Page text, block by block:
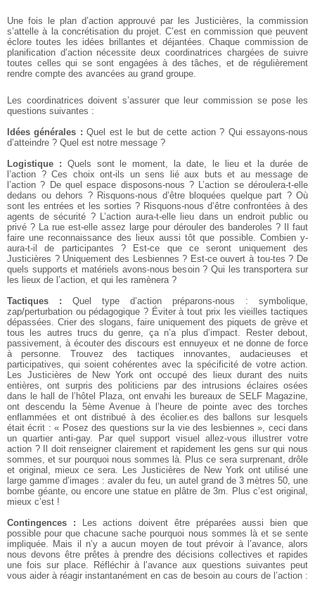
Une fois le plan d’action approuvé par les Justicières, la commission
s’attelle à la concrétisation du projet. C’est en commission que peuvent
éclore toutes les idées brillantes et déjantées. Chaque commission de
planification d’action nécessite deux coordinatrices chargées de suivre
toutes celles qui se sont engagées à des tâches, et de régulièrement
rendre compte des avancées au grand groupe.
Les coordinatrices doivent s’assurer que leur commission se pose les
questions suivantes :
Idées générales : Quel est le but de cette action ? Qui essayons-nous
d’atteindre ? Quel est notre message ?
Logistique : Quels sont le moment, la date, le lieu et la durée de
l’action ? Ces choix ont-ils un sens lié aux buts et au message de
l’action ? De quel espace disposons-nous ? L’action se déroulera-t-elle
dedans ou dehors ? Risquons-nous d’être bloquées quelque part ? Où
sont les entrées et les sorties ? Risquons-nous d’être confrontées à des
agents de sécurité ? L’action aura-t-elle lieu dans un endroit public ou
privé ? La rue est-elle assez large pour dérouler des banderoles ? Il faut
faire une reconnaissance des lieux aussi tôt que possible. Combien y-
aura-t-il de participantes ? Est-ce que ce seront uniquement des
Justicières ? Uniquement des Lesbiennes ? Est-ce ouvert à tou-tes ? De
quels supports et matériels avons-nous besoin ? Qui les transportera sur
les lieux de l’action, et qui les ramènera ?
Tactiques : Quel type d’action préparons-nous : symbolique,
zap/perturbation ou pédagogique ? Éviter à tout prix les vieilles tactiques
dépassées. Crier des slogans, faire uniquement des piquets de grève et
tous les autres trucs du genre, ça n’a plus d’impact. Rester debout,
passivement, à écouter des discours est ennuyeux et ne donne de force
à personne. Trouvez des tactiques innovantes, audacieuses et
participatives, qui soient cohérentes avec la spécificité de votre action.
Les Justicières de New York ont occupé des lieux durant des nuits
entières, ont surpris des politiciens par des intrusions éclaires osées
dans le hall de l’hôtel Plaza, ont envahi les bureaux de SELF Magazine,
ont descendu la 5ème Avenue à l’heure de pointe avec des torches
enflammées et ont distribué à des écolier.es des ballons sur lesquels
était écrit : « Posez des questions sur la vie des lesbiennes », ceci dans
un quartier anti-gay. Par quel support visuel allez-vous illustrer votre
action ? Il doit renseigner clairement et rapidement les gens sur qui nous
sommes, et sur pourquoi nous sommes là. Plus ce sera surprenant, drôle
et original, mieux ce sera. Les Justicières de New York ont utilisé une
large gamme d’images : avaler du feu, un autel grand de 3 mètres 50, une
bombe géante, ou encore une statue en plâtre de 3m. Plus c’est original,
mieux c’est !
Contingences : Les actions doivent être préparées aussi bien que
possible pour que chacune sache pourquoi nous sommes là et se sente
impliquée. Mais il n’y a aucun moyen de tout prévoir à l’avance, alors
nous devons être prêtes à prendre des décisions collectives et rapides
une fois sur place. Réfléchir à l’avance aux questions suivantes peut
vous aider à réagir instantanément en cas de besoin au cours de l’action :